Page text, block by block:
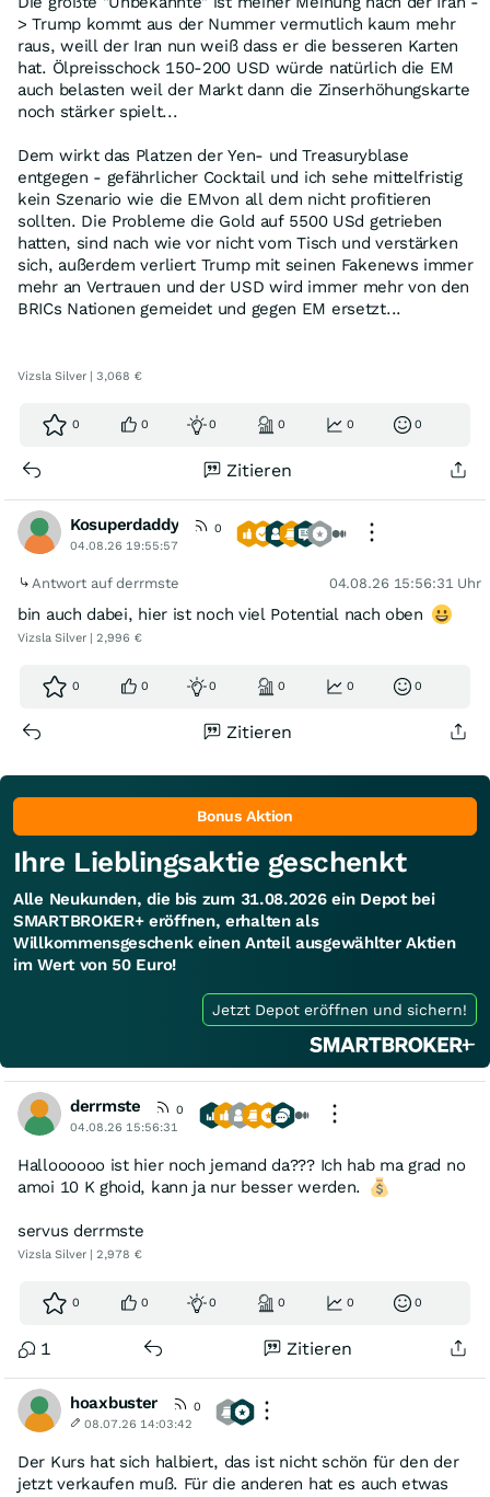
> Trump kommt aus der Nummer vermutlich kaum mehr
raus, weill der Iran nun weiß dass er die besseren Karten
hat. Ölpreisschock 150-200 USD würde natürlich die EM
auch belasten weil der Markt dann die Zinserhöhungskarte
noch stärker spielt...
Dem wirkt das Platzen der Yen- und Treasuryblase
entgegen - gefährlicher Cocktail und ich sehe mittelfristig
kein Szenario wie die EMvon all dem nicht profitieren
sollten. Die Probleme die Gold auf 5500 USd getrieben
hatten, sind nach wie vor nicht vom Tisch und verstärken
sich, außerdem verliert Trump mit seinen Fakenews immer
mehr an Vertrauen und der USD wird immer mehr von den
BRICs Nationen gemeidet und gegen EM ersetzt...
Vizsla Silver | 3,068 €
0 0 0 0 0 0
Zitieren
Kosuperdaddy
0
04.08.26 19:55:57
Antwort auf derrmste 04.08.26 15:56:31 Uhr
bin auch dabei, hier ist noch viel Potential nach oben
Vizsla Silver | 2,996 €
0 0 0 0 0 0
Zitieren
Bonus Aktion
Ihre Lieblingsaktie geschenkt
Alle Neukunden, die bis zum 31.08.2026 ein Depot bei
SMARTBROKER+ eröffnen, erhalten als
Willkommensgeschenk einen Anteil ausgewählter Aktien
im Wert von 50 Euro!
Jetzt Depot eröffnen und sichern!
derrmste
0
04.08.26 15:56:31
Halloooooo ist hier noch jemand da??? Ich hab ma grad no
amoi 10 K ghoid, kann ja nur besser werden.
servus derrmste
Vizsla Silver | 2,978 €
0 0 0 0 0 0
1 Zitieren
hoaxbuster
0
08.07.26 14:03:42
Der Kurs hat sich halbiert, das ist nicht schön für den der
jetzt verkaufen muß. Für die anderen hat es auch etwas